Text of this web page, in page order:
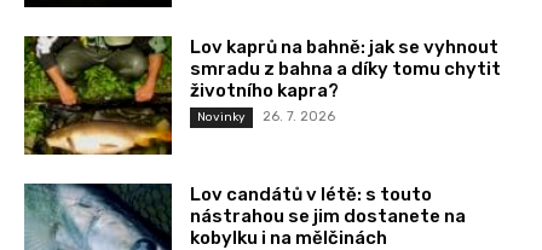
Lov kaprů na bahně: jak se vyhnout
smradu z bahna a díky tomu chytit
životního kapra?
Novinky 26. 7. 2026
Lov candátů v létě: s touto
nástrahou se jim dostanete na
kobylku i na mělčinách